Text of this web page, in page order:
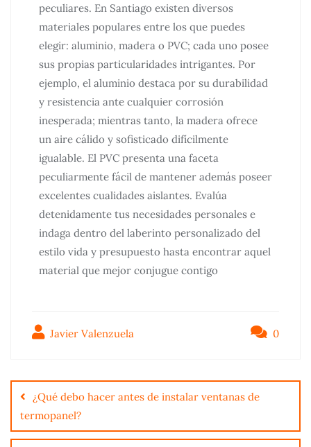
peculiares. En Santiago existen diversos
materiales populares entre los que puedes
elegir: aluminio, madera o PVC; cada uno posee
sus propias particularidades intrigantes. Por
ejemplo, el aluminio destaca por su durabilidad
y resistencia ante cualquier corrosión
inesperada; mientras tanto, la madera ofrece
un aire cálido y sofisticado difícilmente
igualable. El PVC presenta una faceta
peculiarmente fácil de mantener además poseer
excelentes cualidades aislantes. Evalúa
detenidamente tus necesidades personales e
indaga dentro del laberinto personalizado del
estilo vida y presupuesto hasta encontrar aquel
material que mejor conjugue contigo
Javier Valenzuela 0
¿Qué debo hacer antes de instalar ventanas de
termopanel?